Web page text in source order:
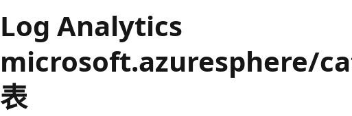
Log Analytics
microsoft.azuresphere/
表